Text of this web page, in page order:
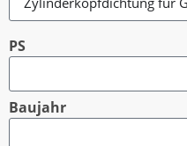
PS
Baujahr